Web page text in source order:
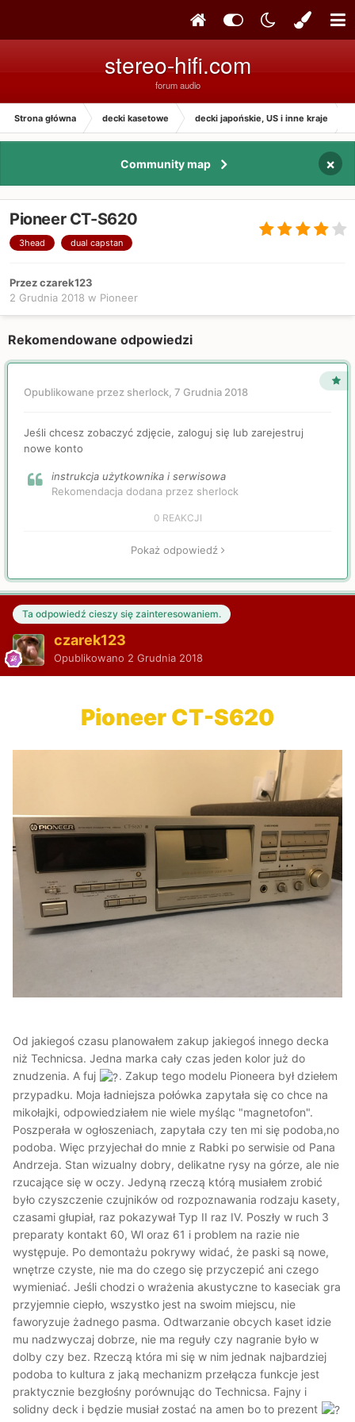
stereo-hifi.com
forum audio
Strona główna decki kasetowe decki japońskie, US i inne kraje
Community map ×
Pioneer CT-S620
3head dual capstan
Przez czarek123
2 Grudnia 2018 w Pioneer
Rekomendowane odpowiedzi
Opublikowane przez sherlock, 7 Grudnia 2018
Jeśli chcesz zobaczyć zdjęcie, zaloguj się lub zarejestruj
nowe konto
instrukcja użytkownika i serwisowa
Rekomendacja dodana przez sherlock
0 REAKCJI
Pokaż odpowiedź
Ta odpowiedź cieszy się zainteresowaniem.
czarek123
Opublikowano 2 Grudnia 2018
Pioneer CT-S620
Od jakiegoś czasu planowałem zakup jakiegoś innego decka
niż Technicsa. Jedna marka cały czas jeden kolor już do
znudzenia. A fuj
. Zakup tego modelu Pioneera był dziełem
przypadku. Moja ładniejsza połówka zapytała się co chce na
mikołajki, odpowiedziałem nie wiele myśląc "magnetofon".
Poszperała w ogłoszeniach, zapytała czy ten mi się podoba,no
podoba. Więc przyjechał do mnie z Rabki po serwisie od Pana
Andrzeja. Stan wizualny dobry, delikatne rysy na górze, ale nie
rzucające się w oczy. Jedyną rzeczą którą musiałem zrobić
było czyszczenie czujników od rozpoznawania rodzaju kasety,
czasami głupiał, raz pokazywał Typ II raz IV. Poszły w ruch 3
preparaty kontakt 60, Wl oraz 61 i problem na razie nie
występuje. Po demontażu pokrywy widać, że paski są nowe,
wnętrze czyste, nie ma do czego się przyczepić ani czego
wymieniać. Jeśli chodzi o wrażenia akustyczne to kaseciak gra
przyjemnie ciepło, wszystko jest na swoim miejscu, nie
faworyzuje żadnego pasma. Odtwarzanie obcych kaset idzie
mu nadzwyczaj dobrze, nie ma reguły czy nagranie było w
dolby czy bez. Rzeczą która mi się w nim jednak najbardziej
podoba to kultura z jaką mechanizm przełącza funkcje jest
praktycznie bezgłośny porównując do Technicsa. Fajny i
solidny deck i będzie musiał zostać na amen bo to prezent